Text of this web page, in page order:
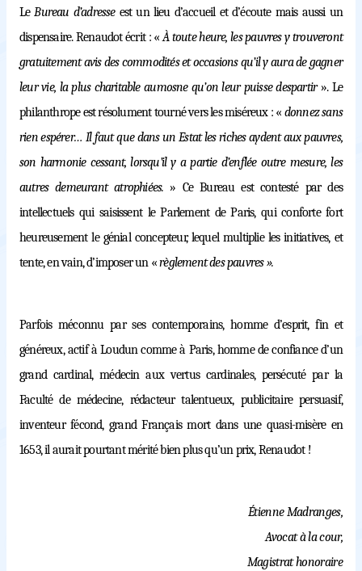
LeBureau d’adresseest un lieu d’accueil et d’écoute mais aussi un
dispensaire. Renaudot écrit : «À toute heure, les pauvres y trouveront
gratuitement avis des commodités et occasions qu’il y aura de gagner
leur vie, la plus charitable aumosne qu’on leur puisse despartir». Le
philanthrope est résolument tourné vers les miséreux : « donnez sans
rien espérer… Il faut que dans un Estat les riches aydent aux pauvres,
son harmonie cessant, lorsqu’il y a partie d’enflée outre mesure, les
autres demeurant atrophiées.» Ce Bureau est contesté par des
intellectuels qui saisissent le Parlement de Paris, qui conforte fort
heureusement le génial concepteur, lequel multiplie les initiatives, et
tente, en vain, d’imposer un «règlement des pauvres ».
Parfois méconnu par ses contemporains, homme d’esprit, fin et
généreux, actif à Loudun comme à Paris, homme de confiance d’un
grand cardinal, médecin aux vertus cardinales, persécuté par la
Faculté de médecine, rédacteur talentueux, publicitaire persuasif,
inventeur fécond, grand Français mort dans une quasi-misère en
1653, il aurait pourtant mérité bien plus qu’un prix, Renaudot !
Étienne Madranges,
Avocat à la cour,
Magistrat honoraire